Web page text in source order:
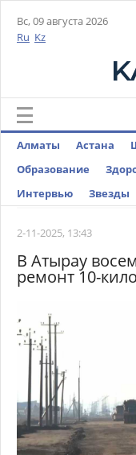
Вс, 09 августа 2026
Ru Kz
Алматы Астана
Образование
Интервью
Звезды
2-11-2025, 13:43
В Атырау
ремонт 10-